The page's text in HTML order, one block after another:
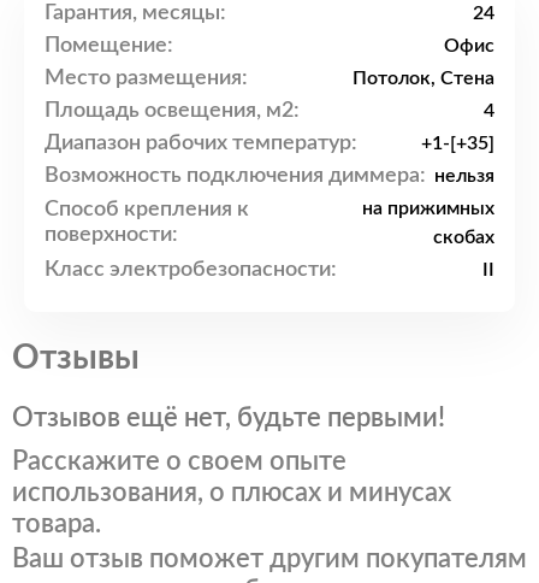
Гарантия, месяцы: 24
Помещение: Офис
Место размещения: Потолок, Стена
Площадь освещения, м2: 4
Диапазон рабочих температур: +1-[+35]
Возможность подключения диммера: нельзя
Способ крепления к
поверхности:
на прижимных
скобах
Класс электробезопасности:
Отзывы
Отзывов ещё нет, будьте первыми!
Расскажите о своем опыте
использования, о плюсах и минусах
товара.
Ваш отзыв поможет другим покупателям